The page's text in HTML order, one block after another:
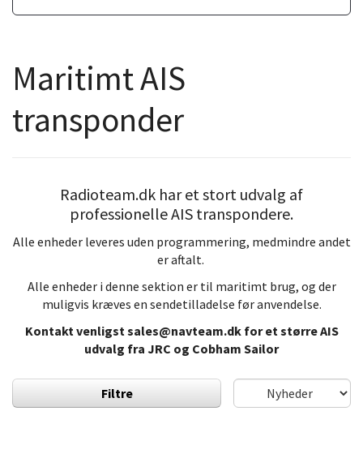
Maritimt AIS
transponder
Radioteam.dk har et stort udvalg af
professionelle AIS transpondere.
Alle enheder leveres uden programmering, medmindre andet
er aftalt.
Alle enheder i denne sektion er til maritimt brug, og der
muligvis kræves en sendetilladelse før anvendelse.
Kontakt venligstsales@navteam.dkfor et større AIS
udvalg fra JRC og Cobham Sailor
Filtre